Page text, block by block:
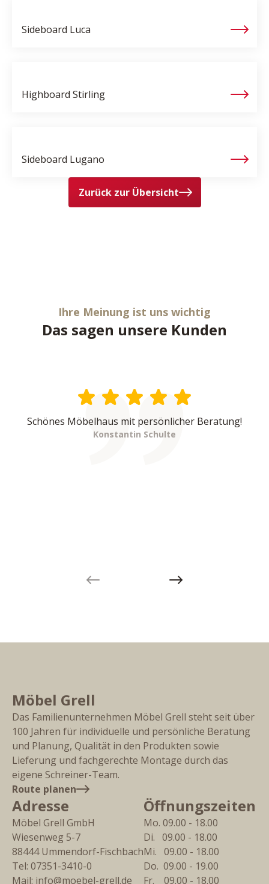
Sideboard Luca
Highboard Stirling
Sideboard Lugano
Zurück zur Übersicht
Ihre Meinung ist uns wichtig
Das sagen unsere Kunden
Schönes Möbelhaus mit persönlicher Beratung!
Konstantin Schulte
Next slide
Möbel Grell
Das Familienunternehmen Möbel Grell steht seit über
100 Jahren für individuelle und persönliche Beratung
und Planung, Qualität in den Produkten sowie
Lieferung und fachgerechte Montage durch das
eigene Schreiner-Team.
Route planen
Adresse
Möbel Grell GmbH
Wiesenweg 5-7
88444 Ummendorf-Fischbach
Tel: 07351-3410-0
Mail: info@moebel-grell.de
Öffnungszeiten
Mo. 09.00 - 18.00
Di.   09.00 - 18.00
Mi.   09.00 - 18.00
Do.  09.00 - 19.00
Fr.    09.00 - 18.00